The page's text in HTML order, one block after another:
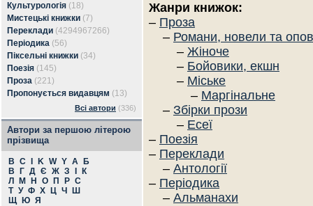
Культурологія (18)
Мистецькі книжки (7)
Переклади (4294967266)
Періодика (56)
Піксельні книжки (34)
Поезія (145)
Проза (221)
Пропонується видавцям (13)
Всі автори (336)
Автори за першою літерою
прізвища
B C K W Y А
Б
В
Г Д Є Ж З
К
Л
М Н О П Р С
Т У Ф Х Ц Ч
Ш
Щ
Ю Я
Жанри книжок:
– Проза
– Романи, новели та
– Жіноче
– Бойовики, екшн
– Міське
– Маргінальне
– Збірки прози
– Есеї
– Поезія
– Переклади
– Антології
– Періодика
– Альманахи